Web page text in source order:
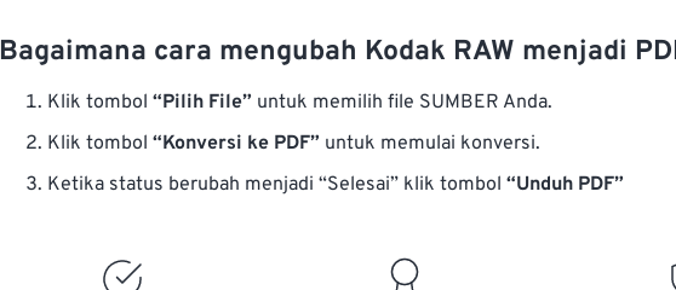
Bagaimana cara mengubah Kodak RAW menjadi
Klik tombol “Pilih File” untuk memilih file SUMBER Anda.
Klik tombol “Konversi ke PDF” untuk memulai konversi.
Ketika status berubah menjadi “Selesai” klik tombol “Unduh PDF”